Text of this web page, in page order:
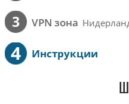
3 VPN зона
4 Инструкции